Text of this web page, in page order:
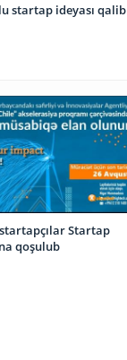
startap ideyası qalib
Startap
qoşulub